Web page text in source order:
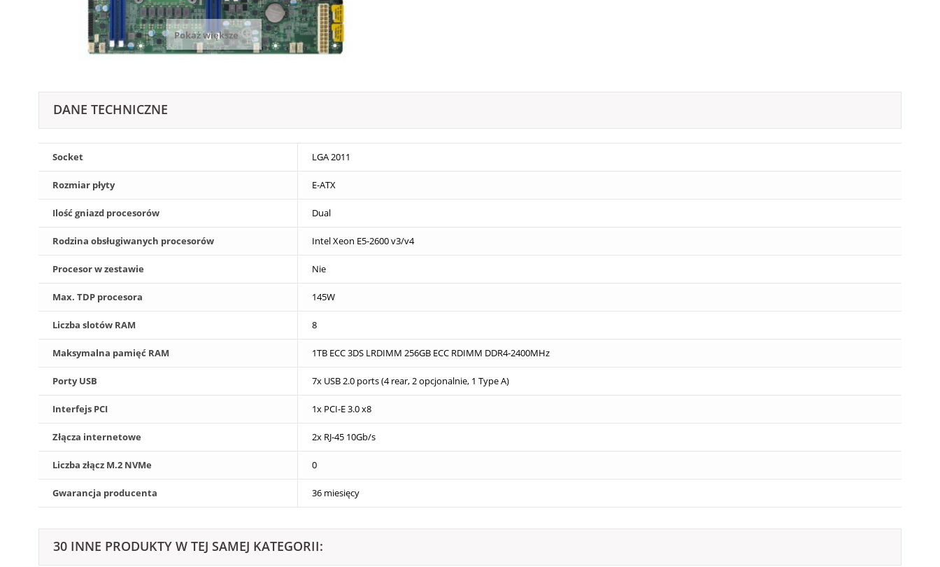
Pokaż większe
DANE TECHNICZNE
Socket LGA 2011
Rozmiar płyty E-ATX
Ilość gniazd procesorów Dual
Rodzina obsługiwanych procesorów Intel Xeon E5-2600 v3/v4
Procesor w zestawie Nie
Max. TDP procesora 145W
Liczba slotów RAM 8
Maksymalna pamięć RAM 1TB ECC 3DS LRDIMM 256GB ECC RDIMM DDR4-2400MHz
Porty USB 7x USB 2.0 ports (4 rear, 2 opcjonalnie, 1 Type A)
Interfejs PCI 1x PCI-E 3.0 x8
Złącza internetowe 2x RJ-45 10Gb/s
Liczba złącz M.2 NVMe 0
Gwarancja producenta 36 miesięcy
30 INNE PRODUKTY W TEJ SAMEJ KATEGORII: